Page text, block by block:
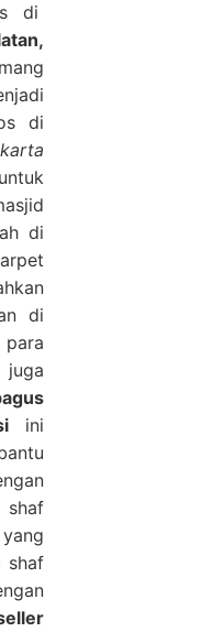
di
di
di
di
juga
ini
shaf
shaf